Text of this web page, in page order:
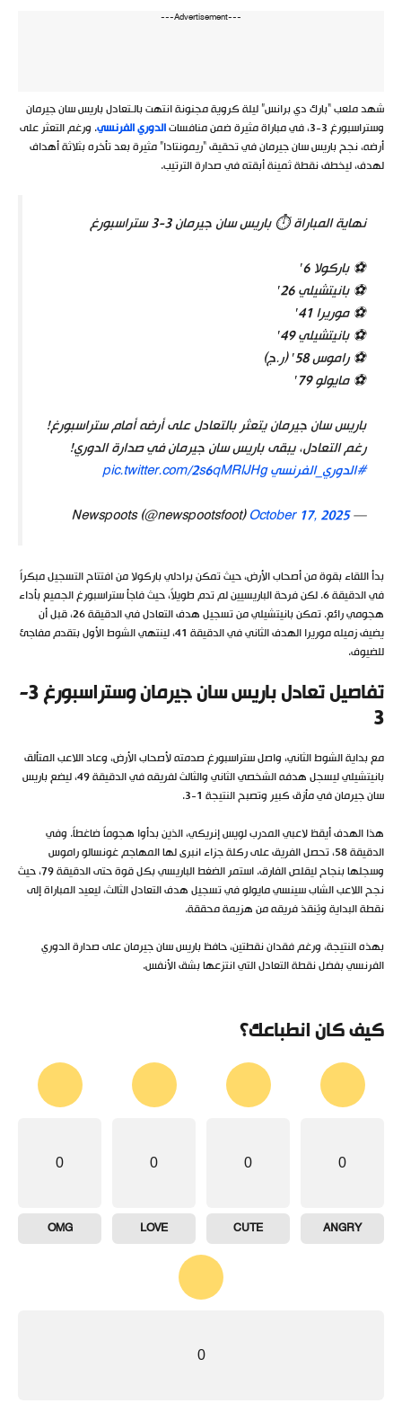
---Advertisement---
شهد ملعب “بارك دي برانس” ليلة كروية مجنونة انتهت بالـتعادل باريس سان جيرمان
وستراسبورغ 3-3، في مباراة مثيرة ضمن منافسات
الدوري الفرنسي. ورغم التعثر على
أرضه، نجح باريس سان جيرمان في تحقيق “ريمونتادا” مثيرة بعد تأخره بثلاثة أهداف
لهدف، ليخطف نقطة ثمينة أبقته في صدارة الترتيب.
نهاية المباراة ⏱️ باريس سان جيرمان 3-3 ستراسبورغ
⚽ باركولا 6′
⚽ بانيتشيلي 26′
⚽ موريرا 41′
⚽ بانيتشيلي 49′
⚽ راموس 58′ (ر.ج)
⚽ مايولو 79′
باريس سان جيرمان يتعثر بالتعادل على أرضه أمام ستراسبورغ!
رغم التعادل، يبقى باريس سان جيرمان في صدارة الدوري!
#الدوري_الفرنسيpic.twitter.com/2s6qMRlJHg
— Newspoots (@newspootsfoot)
October 17, 2025
بدأ اللقاء بقوة من أصحاب الأرض، حيث تمكن برادلي باركولا من افتتاح التسجيل مبكراً
في الدقيقة 6. لكن فرحة الباريسيين لم تدم طويلاً، حيث فاجأ ستراسبورغ الجميع بأداء
هجومي رائع. تمكن بانيتشيلي من تسجيل هدف التعادل في الدقيقة 26، قبل أن
يضيف زميله موريرا الهدف الثاني في الدقيقة 41، لينتهي الشوط الأول بتقدم مفاجئ
للضيوف.
تفاصيل تعادل باريس سان جيرمان وستراسبورغ 3-
3
مع بداية الشوط الثاني، واصل ستراسبورغ صدمته لأصحاب الأرض، وعاد اللاعب المتألق
بانيتشيلي ليسجل هدفه الشخصي الثاني والثالث لفريقه في الدقيقة 49، ليضع باريس
سان جيرمان في مأزق كبير وتصبح النتيجة 1-3.
هذا الهدف أيقظ لاعبي المدرب لويس إنريكي، الذين بدأوا هجوماً ضاغطاً. وفي
الدقيقة 58، تحصل الفريق على ركلة جزاء انبرى لها المهاجم غونسالو راموس
وسجلها بنجاح ليقلص الفارق. استمر الضغط الباريسي بكل قوة حتى الدقيقة 79، حيث
نجح اللاعب الشاب سينسي مايولو في تسجيل هدف التعادل الثالث، ليعيد المباراة إلى
نقطة البداية ويُنقذ فريقه من هزيمة محققة.
بهذه النتيجة، ورغم فقدان نقطتين، حافظ باريس سان جيرمان على صدارة الدوري
الفرنسي بفضل نقطة التعادل التي انتزعها بشق الأنفس.
كيف كان انطباعك؟
0
ANGRY
0
CUTE
0
LOVE
0
OMG
0